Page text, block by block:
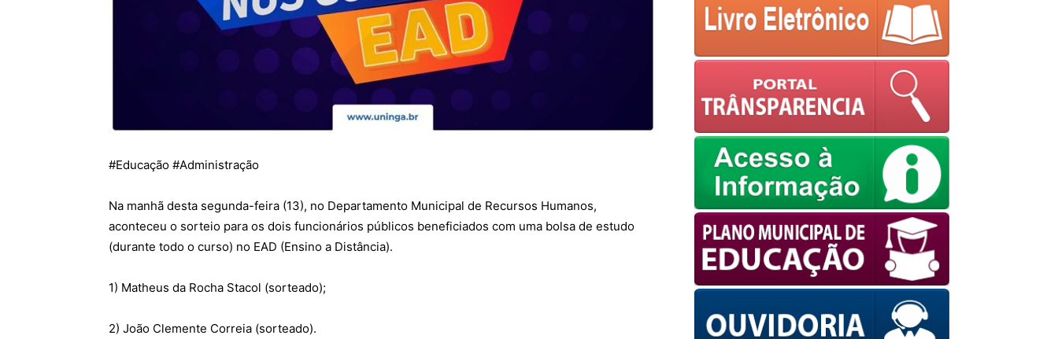
#Educação #Administração
Na manhã desta segunda-feira (13), no Departamento Municipal de Recursos Humanos,
aconteceu o sorteio para os dois funcionários públicos beneficiados com uma bolsa de estudo
(durante todo o curso) no EAD (Ensino a Distância).
1) Matheus da Rocha Stacol (sorteado);
2) João Clemente Correia (sorteado).